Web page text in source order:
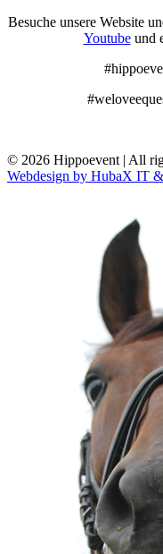
Besuche unsere Website
Youtubeund
© 2026 Hippoevent | All
Webdesign by HubaX IT